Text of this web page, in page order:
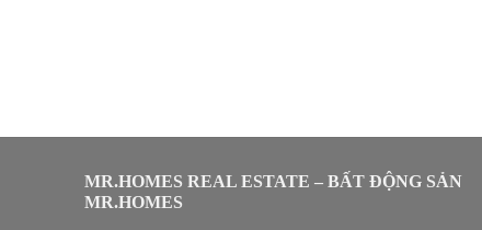
MR.HOMES REAL ESTATE – BẤT ĐỘNG SẢN
MR.HOMES